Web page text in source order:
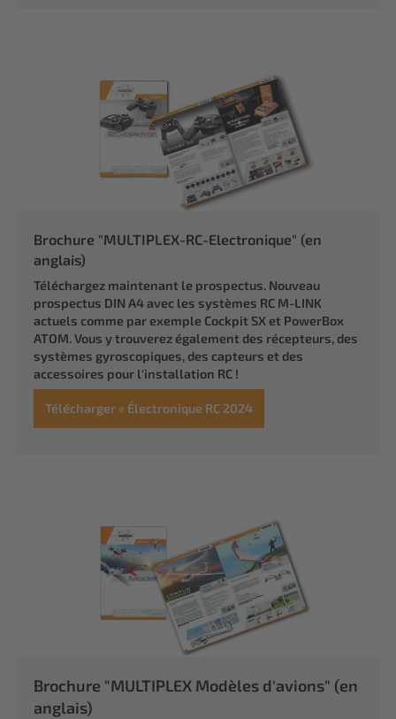
Brochure "MULTIPLEX-RC-Electronique" (en
anglais)
Téléchargez maintenant le prospectus. Nouveau
prospectus DIN A4 avec les systèmes RC M-LINK
actuels comme par exemple Cockpit SX et PowerBox
ATOM. Vous y trouverez également des récepteurs, des
systèmes gyroscopiques, des capteurs et des
accessoires pour l'installation RC !
Télécharger « Électronique RC 2024
Brochure "MULTIPLEX Modèles d'avions" (en
anglais)